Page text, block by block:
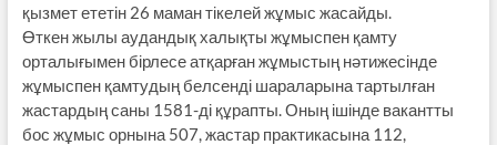
қызмет ететін 26 маман тікелей жұмыс жасайды.
Өткен жылы аудандық халықты жұмыспен қамту
орталығымен бірлесе атқарған жұмыстың нәтижесінде
жұмыспен қамтудың белсенді шараларына тартылған
жастардың саны 1581-ді құрапты. Оның ішінде вакантты
бос жұмыс орнына 507, жастар практикасына 112,